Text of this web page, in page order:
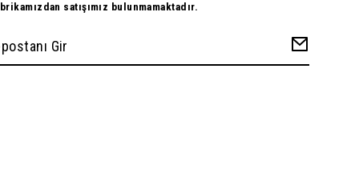
satışımız bulunmamaktadır.